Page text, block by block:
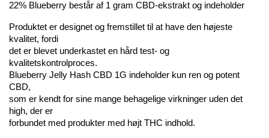
22% Blueberry består af 1 gram CBD-ekstrakt og indeholder
Produktet er designet og fremstillet til at have den højeste
kvalitet, fordi
det er blevet underkastet en hård test- og
kvalitetskontrolproces.
Blueberry Jelly Hash CBD 1G indeholder kun ren og potent
CBD,
som er kendt for sine mange behagelige virkninger uden det
high, der er
forbundet med produkter med højt THC indhold.